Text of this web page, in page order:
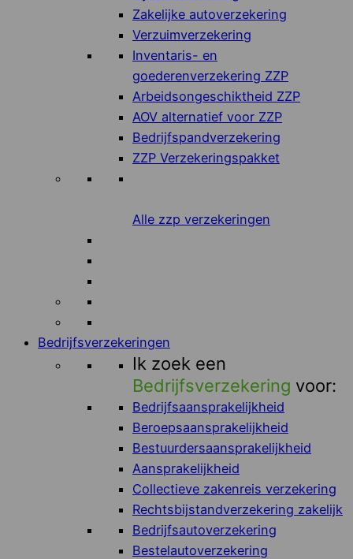
Zakelijke autoverzekering
Verzuimverzekering
Inventaris- en
goederenverzekering ZZP
Arbeidsongeschiktheid ZZP
AOV alternatief voor ZZP
Bedrijfspandverzekering
ZZP Verzekeringspakket
Alle zzp verzekeringen
Bedrijfsverzekeringen
Ik zoek een
Bedrijfsverzekering voor:
Bedrijfsaansprakelijkheid
Beroepsaansprakelijkheid
Bestuurdersaansprakelijkheid
Aansprakelijkheid
Collectieve zakenreis verzekering
Rechtsbijstandverzekering zakelijk
Bedrijfsautoverzekering
Bestelautoverzekering